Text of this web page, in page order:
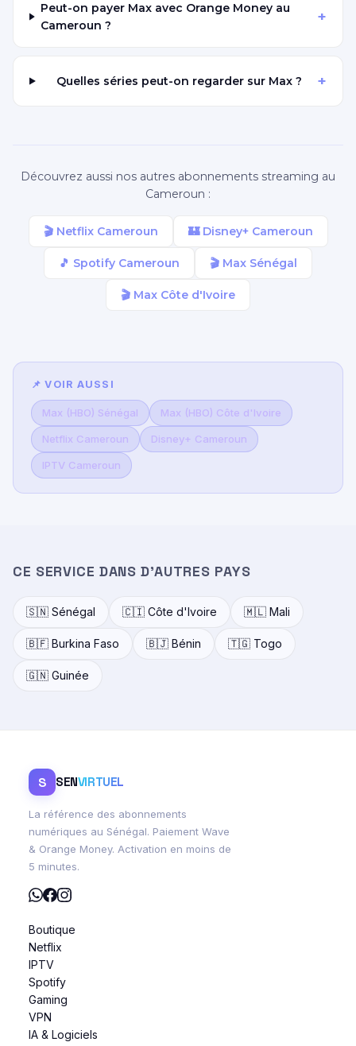
Peut-on payer Max avec Orange Money au
Cameroun ?
+
Quelles séries peut-on regarder sur Max ? +
Découvrez aussi nos autres abonnements streaming au
Cameroun :
🎬 Netflix Cameroun 🏰 Disney+ Cameroun
🎵 Spotify Cameroun 🎬 Max Sénégal
🎬 Max Côte d'Ivoire
📌 VOIR AUSSI
Max (HBO) Sénégal Max (HBO) Côte d'Ivoire
Netflix Cameroun Disney+ Cameroun
IPTV Cameroun
CE SERVICE DANS D'AUTRES PAYS
🇸🇳 Sénégal 🇨🇮 Côte d'Ivoire 🇲🇱 Mali
🇧🇫 Burkina Faso 🇧🇯 Bénin 🇹🇬 Togo
🇬🇳 Guinée
S SENVIRTUEL
La référence des abonnements
numériques au Sénégal. Paiement Wave
& Orange Money. Activation en moins de
5 minutes.
Boutique
Netflix
IPTV
Spotify
Gaming
VPN
IA & Logiciels